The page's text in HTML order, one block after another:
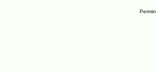
Permin